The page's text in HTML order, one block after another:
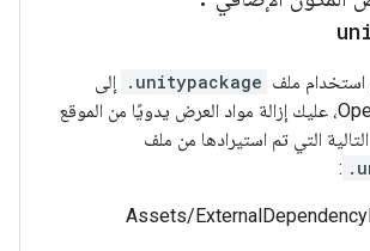
ملف .unitypackage إلى
استخدام OpenUPM، عليك إزالة مواد العرض يدويًا من الموقع
التي تم استيرادها من ملف
:
‫Assets/